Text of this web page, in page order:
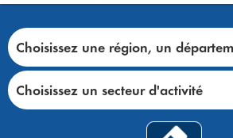
Choisissez une région, un
Choisissez un secteur d'activité